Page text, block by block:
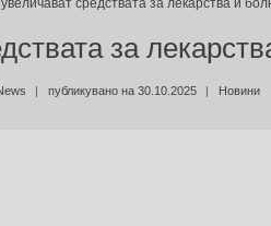
средствата за лекарства и
за
публикувано на 30.10.2025 Новини